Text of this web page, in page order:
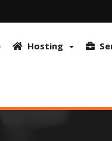
te optimaliseren. De site
in overeenstemming
Hosting